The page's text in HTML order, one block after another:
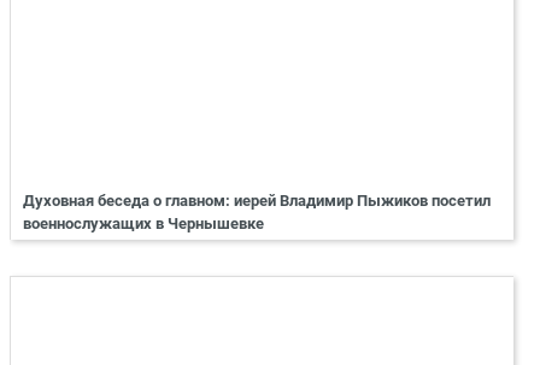
Духовная беседа о главном: иерей Владимир Пыжиков посетил
военнослужащих в Чернышевке